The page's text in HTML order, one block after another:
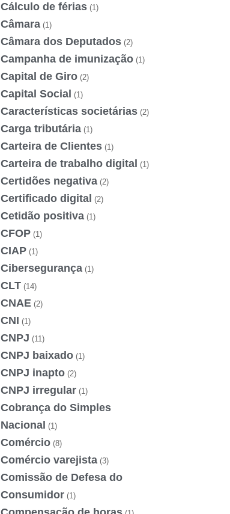
Cálculo de férias (1)
Câmara (1)
Câmara dos Deputados (2)
Campanha de imunização (1)
Capital de Giro (2)
Capital Social (1)
Características societárias (2)
Carga tributária (1)
Carteira de Clientes (1)
Carteira de trabalho digital (1)
Certidões negativa (2)
Certificado digital (2)
Cetidão positiva (1)
CFOP (1)
CIAP (1)
Cibersegurança (1)
CLT (14)
CNAE (2)
CNI (1)
CNPJ (11)
CNPJ baixado (1)
CNPJ inapto (2)
CNPJ irregular (1)
Cobrança do Simples
Nacional (1)
Comércio (8)
Comércio varejista (3)
Comissão de Defesa do
Consumidor (1)